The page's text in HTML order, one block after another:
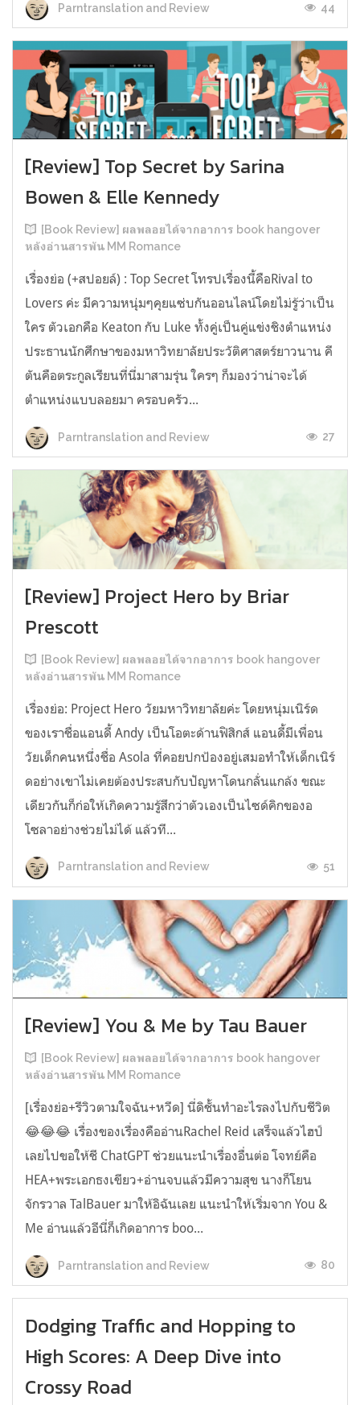
Parntranslation and Review 44
[Review] Top Secret by Sarina
Bowen & Elle Kennedy
[Book Review] ผลพลอยได้จากอาการ book hangover
หลังอ่านสารพัน MM Romance
เรื่องย่อ (+สปอยล์) : Top Secret โทรปเรื่องนี้คือRival to
Lovers ค่ะ มีความหนุ่มๆคุยแซ่บกันออนไลน์โดยไม่รู้ว่าเป็น
ใคร ตัวเอกคือ Keaton กับ Luke ทั้งคู่เป็นคู่แข่งชิงตำแหน่ง
ประธานนักศึกษาของมหาวิทยาลัยประวัติศาสตร์ยาวนาน คี
ตันคือตระกูลเรียนที่นี่มาสามรุ่น ใครๆ ก็มองว่าน่าจะได้
ตำแหน่งแบบลอยมา ครอบครัว...
Parntranslation and Review 27
[Review] Project Hero by Briar
Prescott
[Book Review] ผลพลอยได้จากอาการ book hangover
หลังอ่านสารพัน MM Romance
เรื่องย่อ: Project Hero วัยมหาวิทยาลัยค่ะ โดยหนุ่มเนิร์ด
ของเราชื่อแอนดี้ Andy เป็นโอตะด้านฟิสิกส์ แอนดี้มีเพื่อน
วัยเด็กคนหนึ่งชื่อ Asola ที่คอยปกป้องอยู่เสมอทำให้เด็กเนิร์
ดอย่างเขาไม่เคยต้องประสบกับปัญหาโดนกลั่นแกล้ง ขณะ
เดียวกันก็ก่อให้เกิดความรู้สึกว่าตัวเองเป็นไซด์คิกของอ
โซลาอย่างช่วยไม่ได้ แล้วที...
Parntranslation and Review 51
[Review] You & Me by Tau Bauer
[Book Review] ผลพลอยได้จากอาการ book hangover
หลังอ่านสารพัน MM Romance
[เรื่องย่อ+รีวิวตามใจฉัน+หวีด] นี่ดิชั้นทำอะไรลงไปกับชีวิต
😂😂😂 เรื่องของเรื่องคืออ่านRachel Reid เสร็จแล้วไฮป์
เลยไปขอให้ชี ChatGPT ช่วยแนะนำเรื่องอื่นต่อ โจทย์คือ
HEA+พระเอกธงเขียว+อ่านจบแล้วมีความสุข นางก็โยน
จักรวาล TalBauer มาให้อิฉันเลย แนะนำให้เริ่มจาก You &
Me อ่านแล้วอีนี่ก็เกิดอาการ boo...
Parntranslation and Review 80
Dodging Traffic and Hopping to
High Scores: A Deep Dive into
Crossy Road